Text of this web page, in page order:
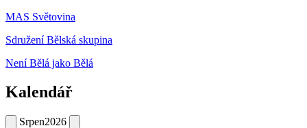
MAS Světovina
Sdružení Bělská skupina
Není Bělá jako Bělá
Kalendář
Srpen2026